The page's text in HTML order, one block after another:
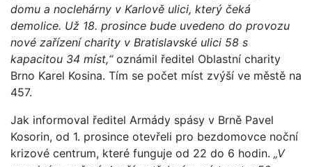
domu a noclehárny v Karlově ulici, který čeká
demolice. Už 18. prosince bude uvedeno do provozu
nové zařízení charity v Bratislavské ulici 58 s
kapacitou 34 míst,“oznámil ředitel Oblastní charity
Brno Karel Kosina. Tím se počet míst zvýší ve městě na
457.
Jak informoval ředitel Armády spásy v Brně Pavel
Kosorin, od 1. prosince otevřeli pro bezdomovce noční
krizové centrum, které funguje od 22 do 6 hodin. „V